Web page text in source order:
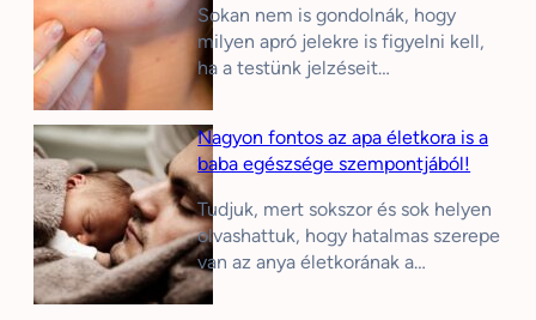
Sokan nem is gondolnák, hogy
milyen apró jelekre is figyelni kell,
ha a testünk jelzéseit…
Nagyon fontos az apa életkora is a
baba egészsége szempontjából!
Tudjuk, mert sokszor és sok helyen
olvashattuk, hogy hatalmas szerepe
van az anya életkorának a…